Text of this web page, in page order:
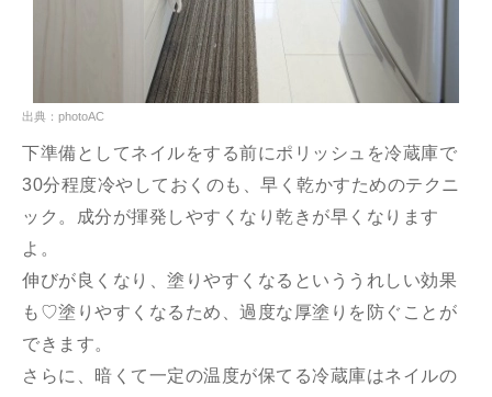
出典：photoAC
下準備としてネイルをする前にポリッシュを冷蔵庫で
30分程度冷やしておくのも、早く乾かすためのテクニ
ック。成分が揮発しやすくなり乾きが早くなります
よ。
伸びが良くなり、塗りやすくなるといううれしい効果
も♡塗りやすくなるため、過度な厚塗りを防ぐことが
できます。
さらに、暗くて一定の温度が保てる冷蔵庫はネイルの